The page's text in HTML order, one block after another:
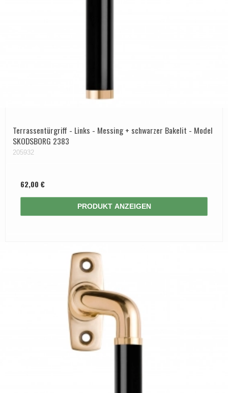
Terrassentürgriff - Links - Messing + schwarzer Bakelit - Model
SKODSBORG 2383
205932
62,00 €
PRODUKT ANZEIGEN